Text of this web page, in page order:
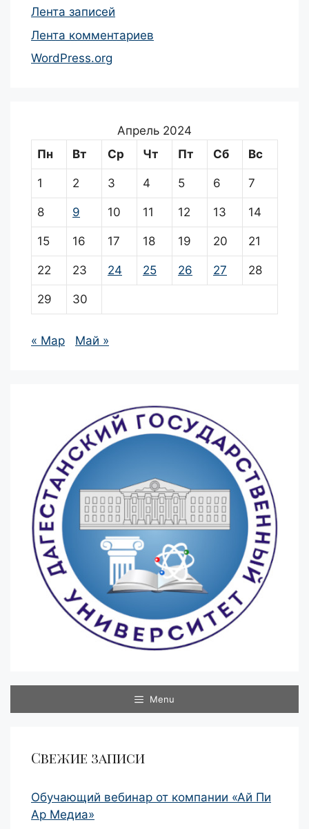
Лента записей
Лента комментариев
WordPress.org
Апрель 2024
Пн
Вт Ср Чт Пт Сб Вс
1 2 3 4 5 6 7
8 9 10 11 12 13 14
15 16 17 18 19 20 21
22 23 24 25 26 27 28
29 30
« Мар Май »
Menu
Свежие записи
Обучающий вебинар от компании «Ай Пи
Ар Медиа»